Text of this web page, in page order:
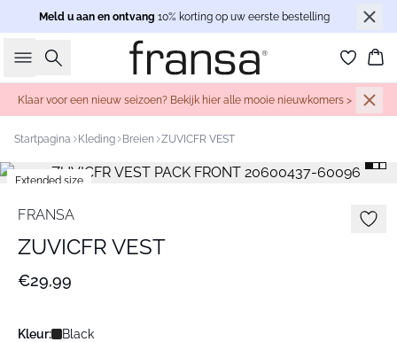
Meld u aan en ontvang 10% korting op uw eerste bestelling
Zoeken
Klaar voor een nieuw seizoen? Bekijk hier alle mooie nieuwkomers >
Startpagina Kleding Breien ZUVICFR VEST
Extended size
FRANSA
ZUVICFR VEST
€29,99
Kleur: Black